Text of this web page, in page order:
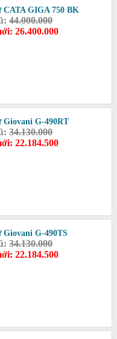
CATA GIGA 750 BK
44.000.000
26.400.000
Giovani G-490RT
34.130.000
22.184.500
Giovani G-490TS
34.130.000
22.184.500